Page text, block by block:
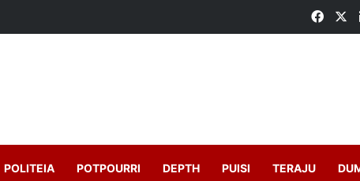
POLITEIA POTPOURRI DEPTH PUISI TERAJU